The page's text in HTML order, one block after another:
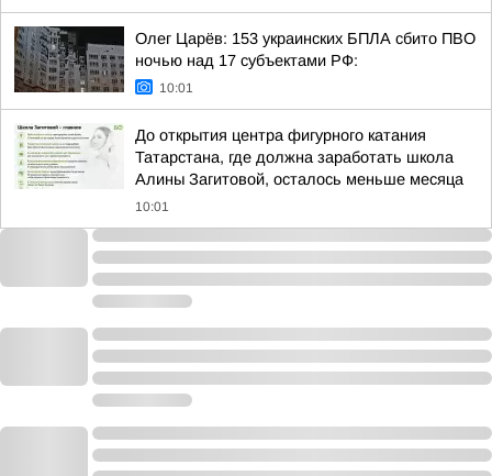
Олег Царёв: 153 украинских БПЛА сбито ПВО
ночью над 17 субъектами РФ:
10:01
До открытия центра фигурного катания
Татарстана, где должна заработать школа
Алины Загитовой, осталось меньше месяца
10:01